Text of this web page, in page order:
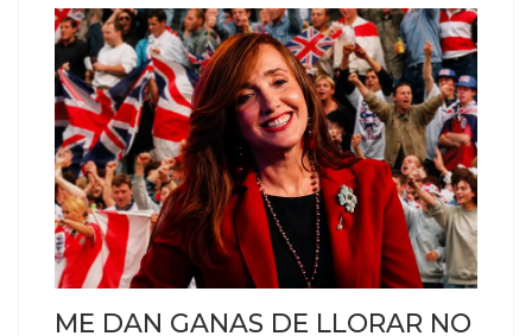
ME DAN GANAS DE LLORAR NO